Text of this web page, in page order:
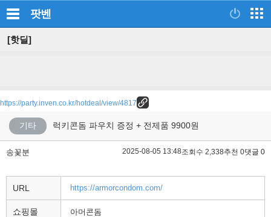
팟벤
[핫딜]
https://party.inven.co.kr/hotdeal/view/4817
기타 럭키콘돔 파우치 증정 + 전제품 9900원
송꽃분 2025-08-05 13:48조회수 2,338추천 0댓글 0
URL https://armorcondom.com/
쇼핑몰 아머콘돔